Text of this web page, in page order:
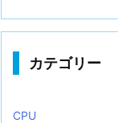
カテゴリー
CPU